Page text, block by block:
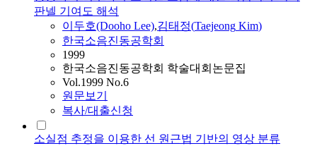
판넬 기여도 해석
이두호(Dooho Lee),김태정(Taejeong Kim)
한국소음진동공학회
1999
한국소음진동공학회 학술대회논문집
Vol.1999 No.6
원문보기
복사/대출신청
소실점 추정을 이용한 선 원근법 기반의 영상 분류